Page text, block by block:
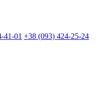
41-01 +38 (093) 424-25-24